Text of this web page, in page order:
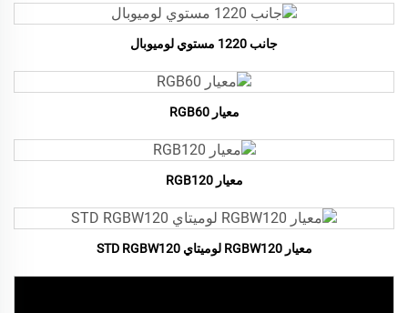
جانب 1220 مستوي لوميوبال
معيار RGB60
معيار RGB120
معيار RGBW120 لوميتاي STD RGBW120